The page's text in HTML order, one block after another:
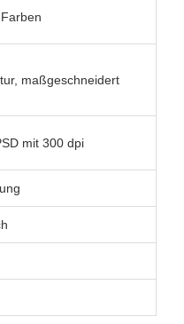
maßgeschneidert
mit 300 dpi